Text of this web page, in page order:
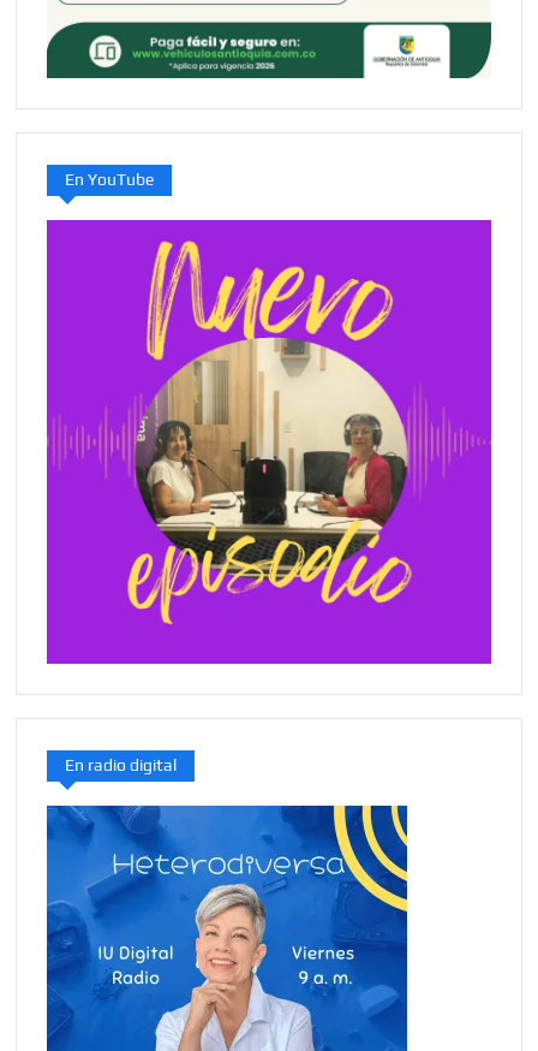
En YouTube
En radio digital